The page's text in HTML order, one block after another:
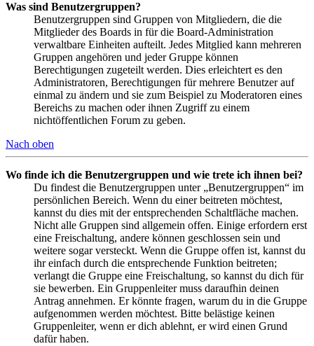
Was sind Benutzergruppen?
Benutzergruppen sind Gruppen von Mitgliedern, die die
Mitglieder des Boards in für die Board-Administration
verwaltbare Einheiten aufteilt. Jedes Mitglied kann mehreren
Gruppen angehören und jeder Gruppe können
Berechtigungen zugeteilt werden. Dies erleichtert es den
Administratoren, Berechtigungen für mehrere Benutzer auf
einmal zu ändern und sie zum Beispiel zu Moderatoren eines
Bereichs zu machen oder ihnen Zugriff zu einem
nichtöffentlichen Forum zu geben.
Nach oben
Wo finde ich die Benutzergruppen und wie trete ich ihnen bei?
Du findest die Benutzergruppen unter „Benutzergruppen“ im
persönlichen Bereich. Wenn du einer beitreten möchtest,
kannst du dies mit der entsprechenden Schaltfläche machen.
Nicht alle Gruppen sind allgemein offen. Einige erfordern erst
eine Freischaltung, andere können geschlossen sein und
weitere sogar versteckt. Wenn die Gruppe offen ist, kannst du
ihr einfach durch die entsprechende Funktion beitreten;
verlangt die Gruppe eine Freischaltung, so kannst du dich für
sie bewerben. Ein Gruppenleiter muss daraufhin deinen
Antrag annehmen. Er könnte fragen, warum du in die Gruppe
aufgenommen werden möchtest. Bitte belästige keinen
Gruppenleiter, wenn er dich ablehnt, er wird einen Grund
dafür haben.